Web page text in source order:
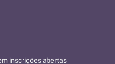
inscrições abertas